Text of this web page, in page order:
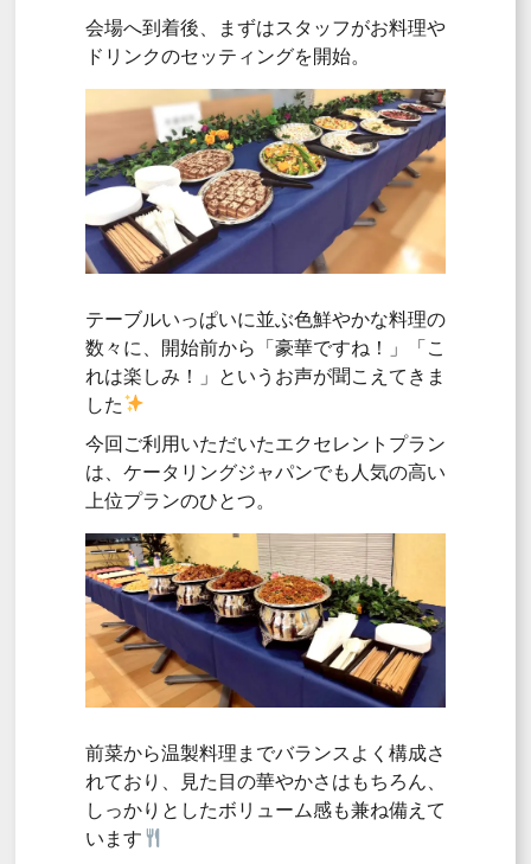
会場へ到着後、まずはスタッフがお料理や
ドリンクのセッティングを開始。
テーブルいっぱいに並ぶ色鮮やかな料理の
数々に、開始前から「豪華ですね！」「こ
れは楽しみ！」というお声が聞こえてきま
した
今回ご利用いただいたエクセレントプラン
は、ケータリングジャパンでも人気の高い
上位プランのひとつ。
前菜から温製料理までバランスよく構成さ
れており、見た目の華やかさはもちろん、
しっかりとしたボリューム感も兼ね備えて
います